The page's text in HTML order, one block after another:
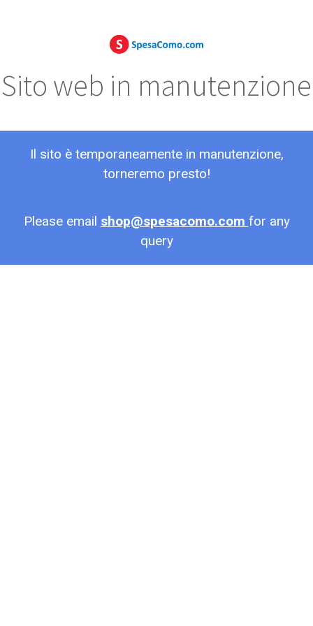
Sito web in manutenzione
Il sito è temporaneamente in manutenzione,
torneremo presto!
Please email shop@spesacomo.com for any
query